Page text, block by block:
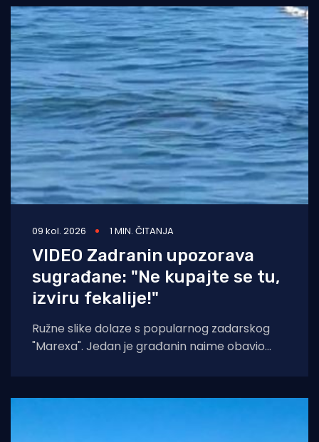
09 kol. 2026 1 MIN. ČITANJA
VIDEO Zadranin upozorava
sugrađane: "Ne kupajte se tu,
izviru fekalije!"
Ružne slike dolaze s popularnog zadarskog
"Marexa". Jedan je građanin naime obavio